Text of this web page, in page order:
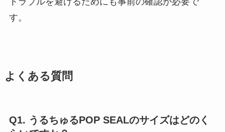
す。
よくある質問
Q1. うるちゅるPOP SEALのサイズはどのく